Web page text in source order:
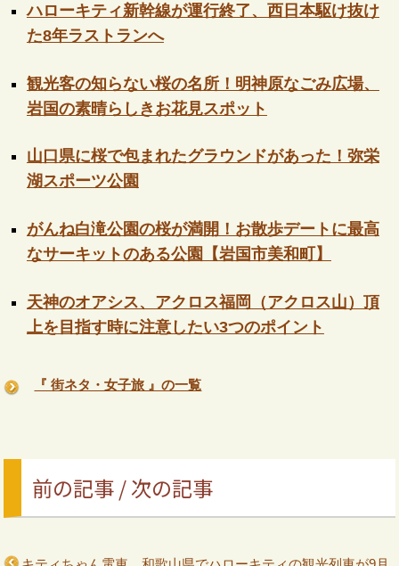
ハローキティ新幹線が運行終了、西日本駆け抜け
た8年ラストランへ
観光客の知らない桜の名所！明神原なごみ広場、
岩国の素晴らしきお花見スポット
山口県に桜で包まれたグラウンドがあった！弥栄
湖スポーツ公園
がんね白滝公園の桜が満開！お散歩デートに最高
なサーキットのある公園【岩国市美和町】
天神のオアシス、アクロス福岡（アクロス山）頂
上を目指す時に注意したい3つのポイント
『 街ネタ・女子旅 』の一覧
前の記事 / 次の記事